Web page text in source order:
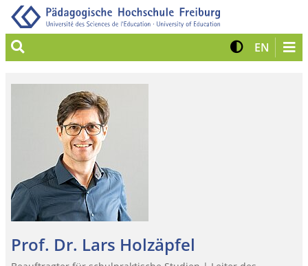
Suche Kontrast
EN Zur
Prof. Dr. Lars Holzäpfel